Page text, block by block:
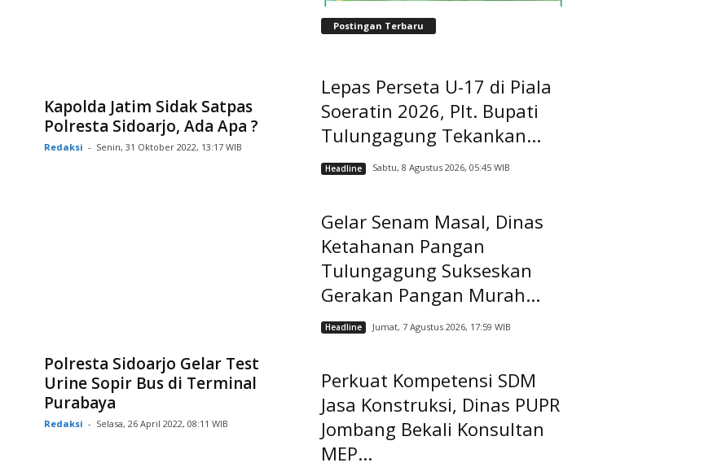
Kapolda Jatim Sidak Satpas
Polresta Sidoarjo, Ada Apa ?
Redaksi - Senin, 31 Oktober 2022, 13:17 WIB
Polresta Sidoarjo Gelar Test
Urine Sopir Bus di Terminal
Purabaya
Redaksi - Selasa, 26 April 2022, 08:11 WIB
Postingan Terbaru
Lepas Perseta U-17 di Piala
Soeratin 2026, Plt. Bupati
Tulungagung Tekankan...
Headline Sabtu, 8 Agustus 2026, 05:45 WIB
Gelar Senam Masal, Dinas
Ketahanan Pangan
Tulungagung Sukseskan
Gerakan Pangan Murah...
Headline Jumat, 7 Agustus 2026, 17:59 WIB
Perkuat Kompetensi SDM
Jasa Konstruksi, Dinas PUPR
Jombang Bekali Konsultan
MEP...